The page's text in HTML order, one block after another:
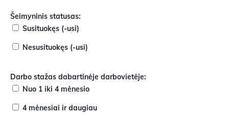
Šeimyninis statusas:
Susituokęs (-usi)
Nesusituokęs (-usi)
Darbo stažas dabartinėje darbovietėje:
Nuo 1 iki 4 mėnesio
4 mėnesiai ir daugiau